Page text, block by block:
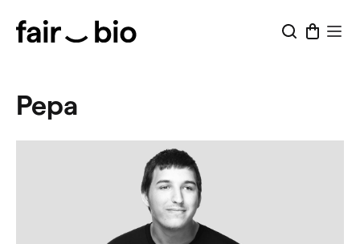
obsah
Pepa